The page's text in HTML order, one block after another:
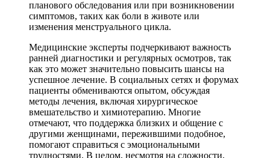
планового обследования или при возникновении
симптомов, таких как боли в животе или
изменения менструального цикла.
Медицинские эксперты подчеркивают важность
ранней диагностики и регулярных осмотров, так
как это может значительно повысить шансы на
успешное лечение. В социальных сетях и форумах
пациенты обмениваются опытом, обсуждая
методы лечения, включая хирургическое
вмешательство и химиотерапию. Многие
отмечают, что поддержка близких и общение с
другими женщинами, пережившими подобное,
помогают справиться с эмоциональными
трудностями. В целом, несмотря на сложности,